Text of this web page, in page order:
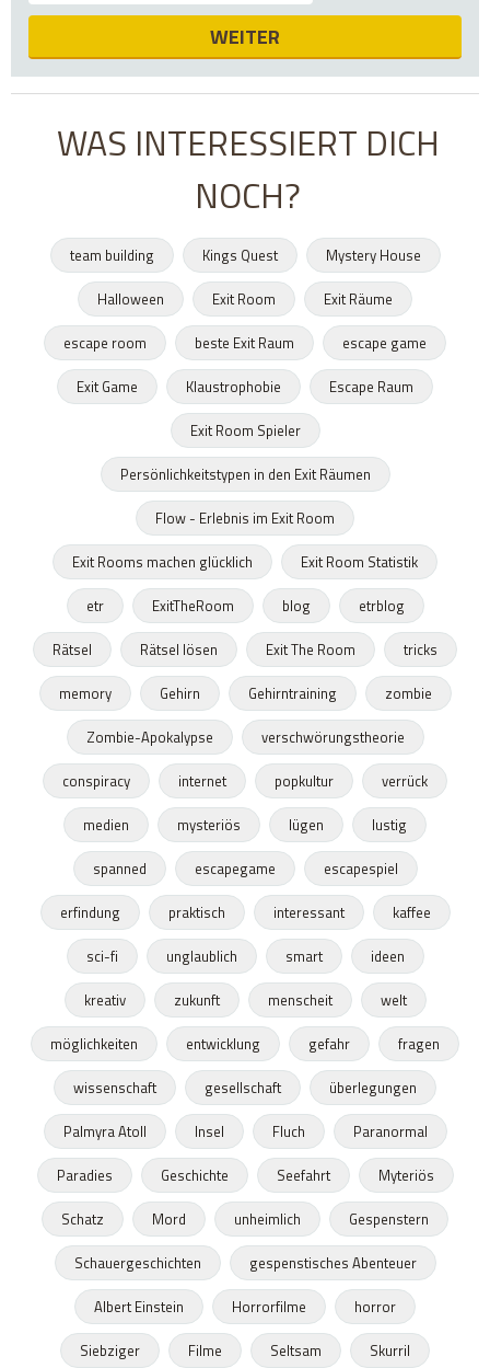
WEITER
WAS INTERESSIERT DICH
NOCH?
team building Kings Quest
Mystery House
Halloween
Exit Room
Exit Räume
escape room
beste Exit Raum
escape game
Exit Game
Klaustrophobie
Escape Raum
Exit Room Spieler
Persönlichkeitstypen in den Exit Räumen
Flow - Erlebnis im Exit Room
Exit Rooms machen glücklich
Exit Room Statistik
etr
ExitTheRoom blog
etrblog
Rätsel
Rätsel lösen Exit The Room
tricks
memory
Gehirn Gehirntraining
zombie
Zombie-Apokalypse
verschwörungstheorie
conspiracy
internet popkultur
verrück
medien
mysteriös lügen
lustig
spanned
escapegame
escapespiel
erfindung
praktisch interessant
kaffee
sci-fi
unglaublich smart
ideen
kreativ
zukunft menscheit
welt
möglichkeiten
entwicklung gefahr
fragen
wissenschaft
gesellschaft
überlegungen
Palmyra Atoll
Insel Fluch
Paranormal
Paradies
Geschichte Seefahrt
Myteriös
Schatz
Mord unheimlich
Gespenstern
Schauergeschichten
gespenstisches Abenteuer
Albert Einstein
Horrorfilme
horror
Siebziger
Filme Seltsam
Skurril